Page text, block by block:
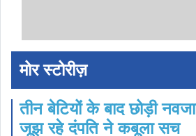
मोर स्टोरीज़
तीन बेटियों के बाद छोड़ी
जूझ रहे दंपति ने कबूला सच